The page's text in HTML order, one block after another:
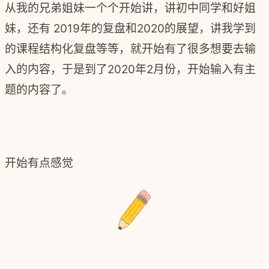
从我的兄弟姐妹一个个开始讲，讲初中同学和好姐
妹，还有 2019年的复盘和2020的展望，讲我学到
的课程结构化复盘等等，就开始有了很多想要去输
入的内容，于是到了2020年2月份，开始输入有主
题的内容了。
开始有点感觉